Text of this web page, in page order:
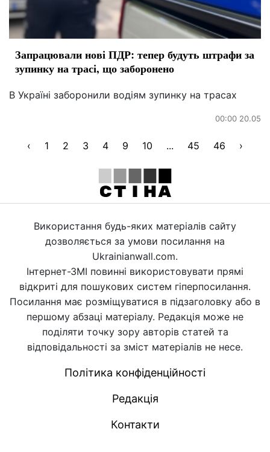
Запрацювали нові ПДР: тепер будуть штрафи за
зупинку на трасі, що заборонено
В Україні заборонили водіям зупинку на трасах
00:00 20.05
‹ 1 2 3 4 9 10 ... 45 46 ›
Використання будь-яких матеріалів сайту
дозволяється за умови посилання на
Ukrainianwall.com.
Інтернет-ЗМІ повинні використовувати прямі
відкриті для пошукових систем гіперпосилання.
Посилання має розміщуватися в підзаголовку або в
першому абзаці матеріалу. Редакція може не
поділяти точку зору авторів статей та
відповідальності за зміст матеріалів не несе.
Політика конфіденційності
Редакція
Контакти